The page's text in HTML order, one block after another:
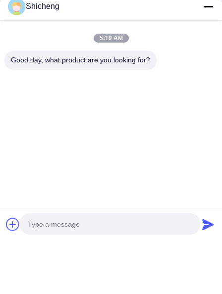
クイックコンタクト
Shicheng
5:19 AM
Good day, what product are you looking for?